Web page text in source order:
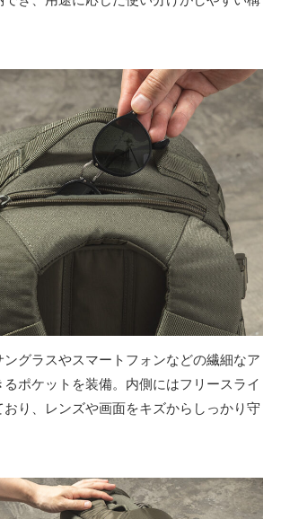
グラスやスマートフォンなどの繊細なア
ポケットを装備。内側にはフリースライ
おり、レンズや画面をキズからしっかり守